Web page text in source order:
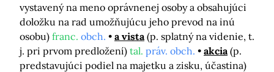
vystavený na meno oprávnenej osoby a obsahujúci
doložku na rad umožňujúcu jeho prevod na inú
osobu) franc. obch. a vista (p. splatný na videnie, t.
j. pri prvom predložení) tal. práv. obch. akcia (p.
predstavujúci podiel na majetku a zisku, účastina)